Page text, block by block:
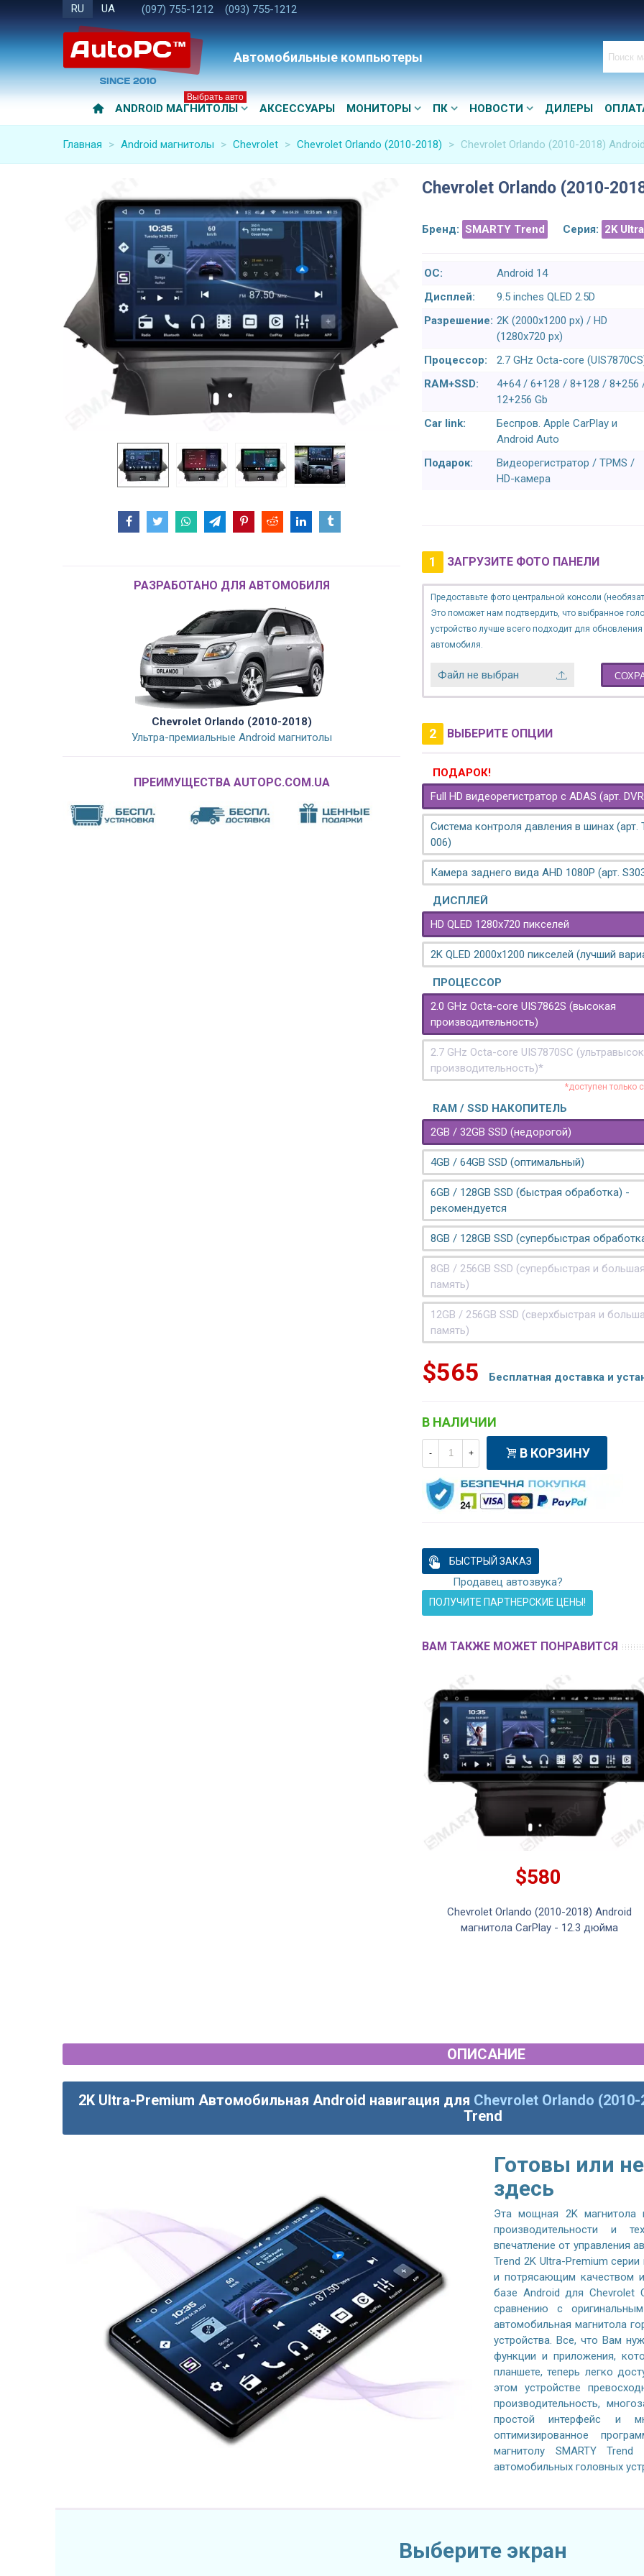
RU UA (097) 755-1212 (093) 755-1212
Автомобильные компьютеры
ANDROID МАГНИТОЛЫ
Выбрать авто
АКСЕССУАРЫ МОНИТОРЫ ПК НОВОСТИ ДИЛЕРЫ
Главная > Android магнитолы > Chevrolet > Chevrolet Orlando (2010-2018) > Chevrolet Orlando (2010-2018)
РАЗРАБОТАНО ДЛЯ АВТОМОБИЛЯ
Chevrolet Orlando (2010-2018)
Ультра-премиальные Android магнитолы
ПРЕИМУЩЕСТВА AUTOPC.COM.UA
Chevrolet Orlando (2010-
Бренд: SMARTY Trend Серия: 2K
ОС:
Android 14
Дисплей:
9.5 inches QLED 2.5D
Разрешение: 2K (2000x1200 px) / HD
(1280x720 px)
Процессор:
2.7 GHz Octa-core
RAM+SSD:
4+64 / 6+128 / 8+128 / 8+256
12+256 Gb
Car link:
Беспров. Apple CarPlay и
Android Auto
Подарок:
Видеорегистратор / TPMS /
HD-камера
1 ЗАГРУЗИТЕ ФОТО ПАНЕЛИ
Предоставьте фото центральной консоли
Это поможет нам подтвердить, что выбранное
устройство лучше всего подходит для
автомобиля.
Файл не выбран
2 ВЫБЕРИТЕ ОПЦИИ
ПОДАРОК!
Full HD видеорегистратор с ADAS (арт.
Система контроля давления в шинах (арт.
006)
Камера заднего вида AHD 1080P (арт.
ДИСПЛЕЙ
HD QLED 1280x720 пикселей
2K QLED 2000х1200 пикселей (лучший
ПРОЦЕССОР
2.0 GHz Octa-core UIS7862S (высокая
производительность)
2.7 GHz Octa-core UIS7870SC
производительность)*
*доступен только
RAM / SSD НАКОПИТЕЛЬ
2GB / 32GB SSD (недорогой)
4GB / 64GB SSD (оптимальный)
6GB / 128GB SSD (быстрая обработка) -
рекомендуется
8GB / 128GB SSD (супербыстрая
8GB / 256GB SSD (супербыстрая и большая
память)
12GB / 256GB SSD (сверхбыстрая и
память)
$565 Бесплатная доставка и
В НАЛИЧИИ
- + В КОРЗИНУ
БЫСТРЫЙ ЗАКАЗ
Продавец автозвука?
ПОЛУЧИТЕ ПАРТНЕРСКИЕ ЦЕНЫ!
ВАМ ТАКЖЕ МОЖЕТ ПОНРАВИТСЯ
$580
Chevrolet Orlando (2010-2018) Android
магнитола CarPlay - 12.3 дюйма
ОПИСАНИЕ
2K Ultra-Premium Автомобильная Android навигация для Chevrolet Orlando (2010-
Trend
Готовы или
здесь
Эта мощная 2K
производительности и
впечатление от управления
Trend 2K Ultra-Premium
и потрясающим качеством
базе Android для Chevrolet
сравнению с
автомобильная магнитола
устройства. Все, что Вам
функции и приложения,
планшете, теперь легко
этом устройстве
производительность,
простой интерфейс и
оптимизированное
магнитолу SMARTY
автомобильных головных
Выберите экран